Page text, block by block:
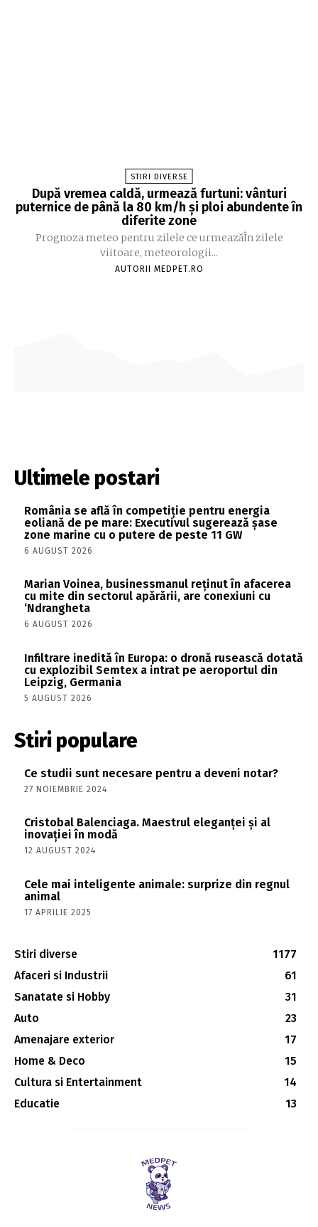
STIRI DIVERSE
După vremea caldă, urmează furtuni: vânturi
puternice de până la 80 km/h și ploi abundente în
diferite zone
Prognoza meteo pentru zilele ce urmeazăÎn zilele
viitoare, meteorologii...
AUTORII MEDPET.RO
Ultimele postari
România se află în competiție pentru energia
eoliană de pe mare: Executivul sugerează șase
zone marine cu o putere de peste 11 GW
6 AUGUST 2026
Marian Voinea, businessmanul reținut în afacerea
cu mite din sectorul apărării, are conexiuni cu
‘Ndrangheta
6 AUGUST 2026
Infiltrare inedită în Europa: o dronă rusească dotată
cu explozibil Semtex a intrat pe aeroportul din
Leipzig, Germania
5 AUGUST 2026
Stiri populare
Ce studii sunt necesare pentru a deveni notar?
27 NOIEMBRIE 2024
Cristobal Balenciaga. Maestrul eleganței și al
inovației în modă
12 AUGUST 2024
Cele mai inteligente animale: surprize din regnul
animal
17 APRILIE 2025
Stiri diverse
1177
Afaceri si Industrii
61
Sanatate si Hobby
31
Auto
23
Amenajare exterior
17
Home & Deco
15
Cultura si Entertainment
14
Educatie
13